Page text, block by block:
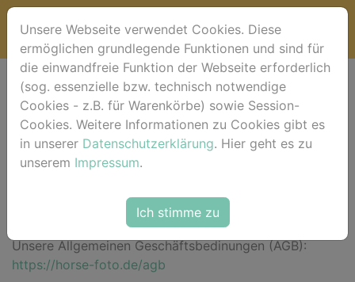
Impressum
Roberto Robaldo - horse-foto.de
Aegidienberger Str. 33 • 53604 Bad Honnef -
T: +49 2224 989992 (abends)
shopping@horse-foto.de
Unsere Allgemeinen Geschäftsbedinungen (AGB):
https://horse-foto.de/agb
Unsere Webseite verwendet Cookies. Diese
ermöglichen grundlegende Funktionen und sind für
die einwandfreie Funktion der Webseite erforderlich
(sog. essenzielle bzw. technisch notwendige
Cookies - z.B. für Warenkörbe) sowie Session-
Cookies. Weitere Informationen zu Cookies gibt es
in unserer Datenschutzerklärung. Hier geht es zu
unserem Impressum.
Ich stimme zu